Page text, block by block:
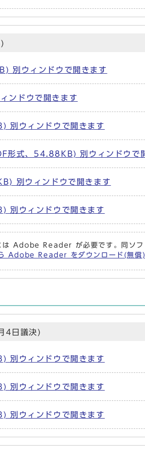
別ウィンドウで開きます
ンドウで開きます
別ウィンドウで開きます
形式、54.88KB) 別ウィンドウで
別ウィンドウで開きます
別ウィンドウで開きます
は Adobe Reader が必要です。同ソフ
Adobe Reader をダウンロード(無償)
4日議決)
別ウィンドウで開きます
別ウィンドウで開きます
別ウィンドウで開きます